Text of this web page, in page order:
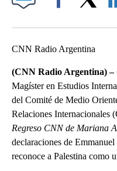
CNN Radio Argentina
(CNN Radio Argentina) –
Magíster en Estudios
del Comité de Medio
Relaciones Internacionales
Regreso CNN de Mariana
declaraciones de
reconoce a Palestina como